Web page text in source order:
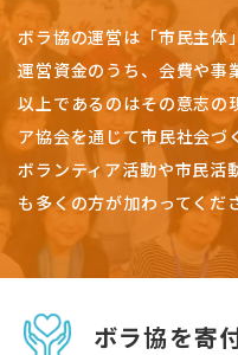
ボラ協の運営は「市民主体
運営資金のうち、会費や事
以上であるのはその意志の
ア協会を通じて市民社会づ
ボランティア活動や市民活
も多くの方が加わってくだ
ボラ協を寄